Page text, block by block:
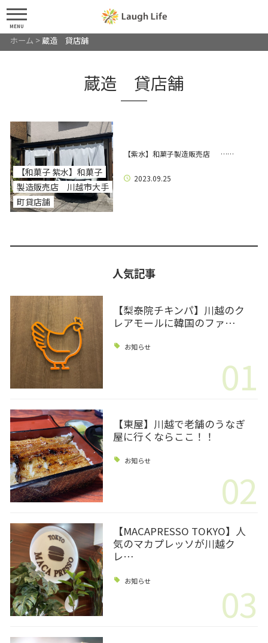
MENU
ホーム >蔵造 貸店舗
蔵造 貸店舗
【和菓子 紫水】和菓子
製造販売店 川越市大手
町貸店舗
【紫水】和菓子製造販売店 ……
2023.09.25
人気記事
【梨泰院チキンパ】川越のク
レアモールに韓国のファ…
お知らせ
01
【東屋】川越で老舗のうなぎ
屋に行くならここ！！
お知らせ
02
【MACAPRESSO TOKYO】人
気のマカプレッソが川越ク
レ…
お知らせ 03